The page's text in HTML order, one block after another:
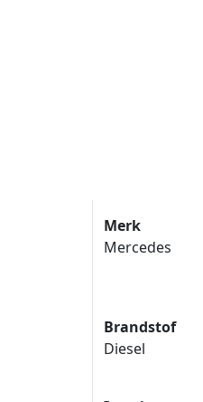
Merk
Mercedes
Brandstof
Diesel